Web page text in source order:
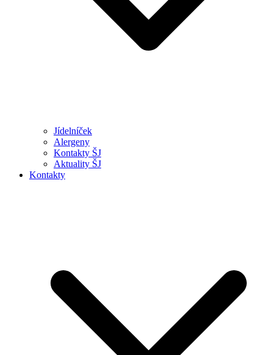
Jídelníček
Alergeny
Kontakty ŠJ
Aktuality ŠJ
Kontakty